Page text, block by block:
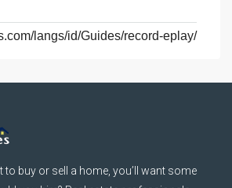
langs/id/Guides/record-eplay/
to buy or sell a home, you’ll want some